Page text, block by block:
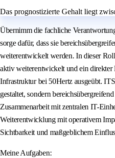
Das prognostizierte Gehalt liegt
Übernimm die fachliche
sorge dafür, dass sie
weiterentwickelt werden. In dieser
aktiv weiterentwickelt und ein
Infrastruktur bei 50Hertz ausgeübt.
gestaltet, sondern
Zusammenarbeit mit zentralen IT-
Weiterentwicklung mit operativem
Sichtbarkeit und maßgeblichem
Meine Aufgaben: